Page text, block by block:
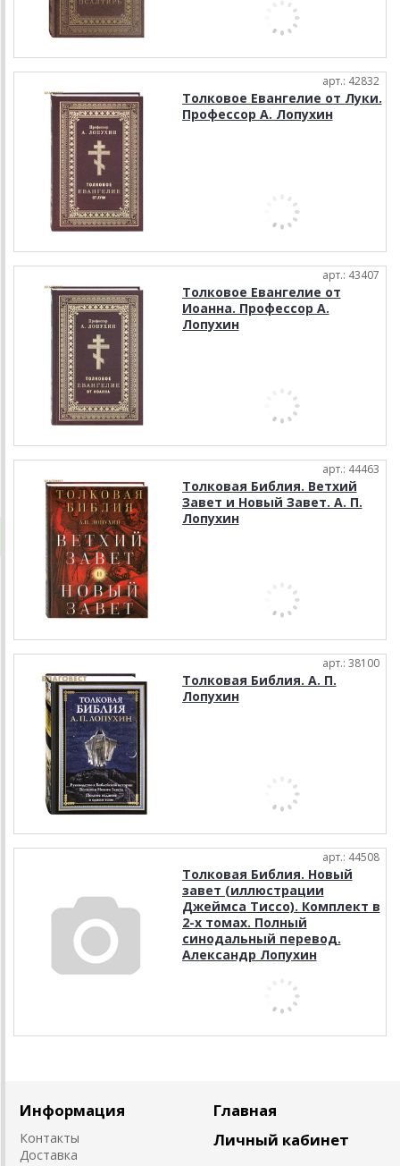
арт.: 42832
Толковое Евангелие от Луки.
Профессор А. Лопухин
арт.: 43407
Толковое Евангелие от
Иоанна. Профессор А.
Лопухин
арт.: 44463
Толковая Библия. Ветхий
Завет и Новый Завет. А. П.
Лопухин
арт.: 38100
Толковая Библия. А. П.
Лопухин
арт.: 44508
Толковая Библия. Новый
завет (иллюстрации
Джеймса Тиссо). Комплект в
2-х томах. Полный
синодальный перевод.
Александр Лопухин
Информация
Контакты
Доставка
Главная
Личный кабинет